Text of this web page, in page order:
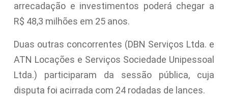
arrecadação e investimentos poderá chegar a
R$ 48,3 milhões em 25 anos.
Duas outras concorrentes (DBN Serviços Ltda. e
ATN Locações e Serviços Sociedade Unipessoal
Ltda.) participaram da sessão pública, cuja
disputa foi acirrada com 24 rodadas de lances.